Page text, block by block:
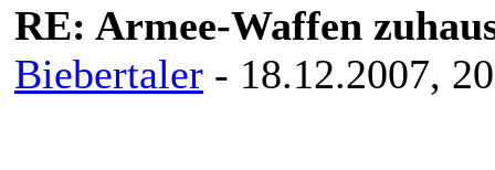
RE: Armee-Waffen
Biebertaler - 18.12.2007,